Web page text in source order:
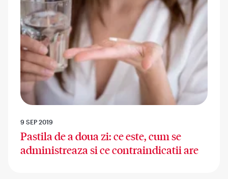
9 SEP 2019
Pastila de a doua zi: ce este, cum se
administreaza si ce contraindicatii are